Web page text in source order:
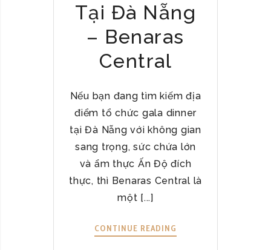
Tại Đà Nẵng
– Benaras
Central
Nếu bạn đang tìm kiếm địa
điểm tổ chức gala dinner
tại Đà Nẵng với không gian
sang trọng, sức chứa lớn
và ẩm thực Ấn Độ đích
thực, thì Benaras Central là
một [...]
CONTINUE READING